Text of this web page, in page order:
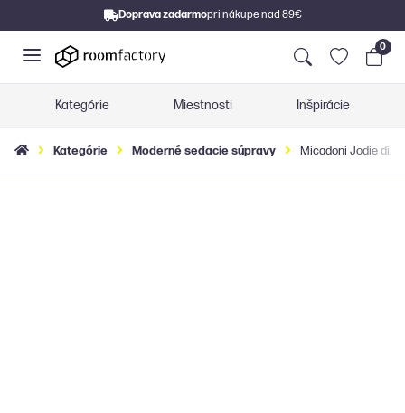
Doprava zadarmopri nákupe nad 89€
0
Kategórie Miestnosti Inšpirácie
Kategórie Moderné sedacie súpravy Micadoni Jodie